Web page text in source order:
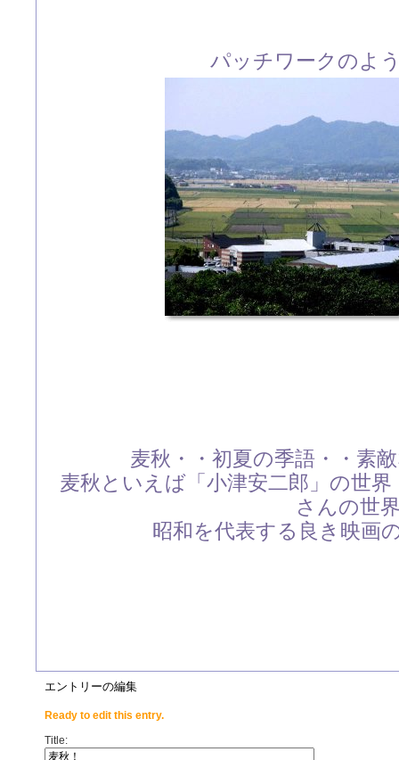
パッチワークのよ
麦秋・・初夏の季語・・素
麦秋といえば「小津安二郎」の世
さんの世
昭和を代表する良き映画
エントリーの編集
Ready to edit this entry.
Title: